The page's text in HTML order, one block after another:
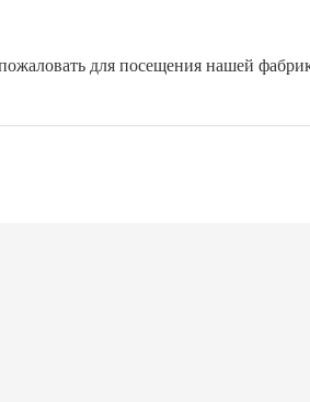
для посещения нашей